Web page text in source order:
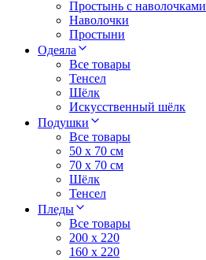
Простынь с наволочками
Наволочки
Простыни
Одеяла
Все товары
Тенсел
Шёлк
Искусственный шёлк
Подушки
Все товары
50 x 70 см
70 x 70 см
Шёлк
Тенсел
Пледы
Все товары
200 х 220
160 х 220